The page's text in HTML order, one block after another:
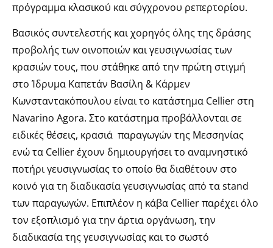
πρόγραμμα κλασικού και σύγχρονου ρεπερτορίου.
Βασικός συντελεστής και χορηγός όλης της δράσης
προβολής των οινοποιών και γευσιγνωσίας των
κρασιών τους, που στάθηκε από την πρώτη στιγμή
στο Ίδρυμα Καπετάν Βασίλη & Κάρμεν
Κωνσταντακόπουλου είναι το κατάστημα Cellier στη
Navarino Agora. Στο κατάστημα προβάλλονται σε
ειδικές θέσεις, κρασιά παραγωγών της Μεσσηνίας
ενώ τα Cellier έχουν δημιουργήσει το αναμνηστικό
ποτήρι γευσιγνωσίας το οποίο θα διαθέτουν στο
κοινό για τη διαδικασία γευσιγνωσίας από τα stand
των παραγωγών. Επιπλέον η κάβα Cellier παρέχει όλο
τον εξοπλισμό για την άρτια οργάνωση, την
διαδικασία της γευσιγνωσίας και το σωστό